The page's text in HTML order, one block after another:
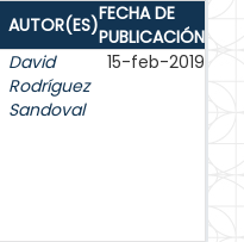
AUTOR(ES)FECHA DE
PUBLICACIÓN
David
Rodríguez
Sandoval
15-feb-2019